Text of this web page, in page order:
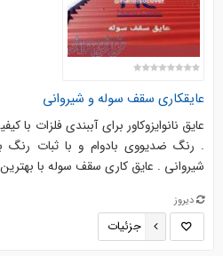
عایقکاری سقف سوله و شیروانی
عایق نانوایزوکاور برای آببندی فلزات با
. رنگ ضدیووی بادوام و با ثبات رنگ
شیروانی . عایق کاری سقف سوله با
دیروز
جزئیات